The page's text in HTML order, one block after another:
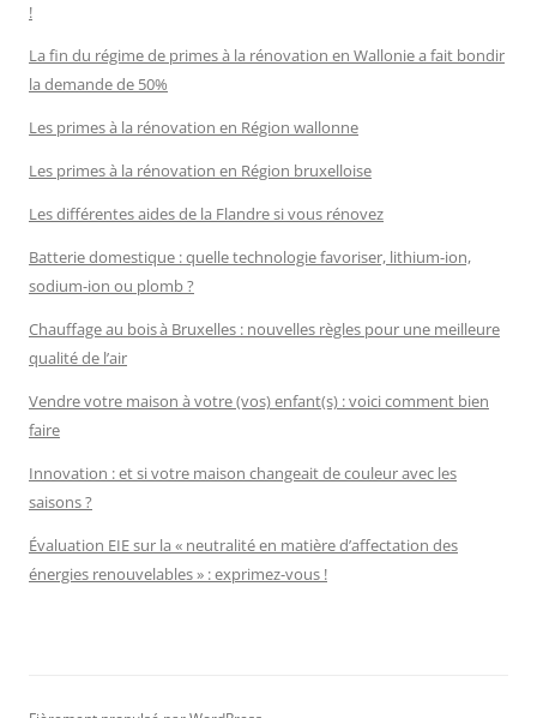
!
La fin du régime de primes à la rénovation en Wallonie a fait bondir
la demande de 50%
Les primes à la rénovation en Région wallonne
Les primes à la rénovation en Région bruxelloise
Les différentes aides de la Flandre si vous rénovez
Batterie domestique : quelle technologie favoriser, lithium-ion,
sodium-ion ou plomb ?
Chauffage au bois à Bruxelles : nouvelles règles pour une meilleure
qualité de l’air
Vendre votre maison à votre (vos) enfant(s) : voici comment bien
faire
Innovation : et si votre maison changeait de couleur avec les
saisons ?
Évaluation EIE sur la « neutralité en matière d’affectation des
énergies renouvelables » : exprimez-vous !